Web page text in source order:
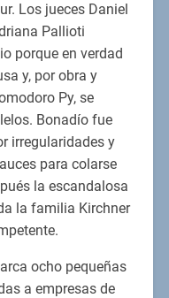
Los jueces Daniel
Pallioti
porque en verdad
y, por obra y
Py, se
Bonadío fue
irregularidades y
para colarse
la escandalosa
la familia Kirchner
ocho pequeñas
a empresas de